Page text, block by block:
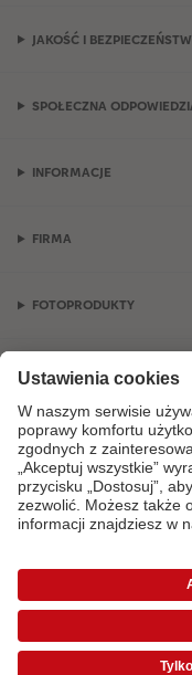
JAKOŚĆ I
SPOŁECZNA
INFORMACJE
FIRMA
FOTOPRODUKTY
OKAZJE I FOTOPREZENTY
wahaj się do nas
od 9:00 do